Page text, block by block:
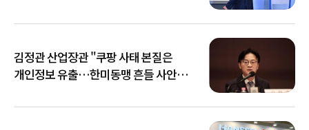
김정관 산업장관 "쿠팡 사태 본질은
개인정보 유출…한미동맹 흔들 사안